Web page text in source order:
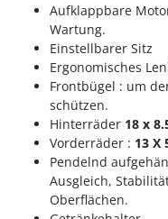
Schnitzer
Seven Italy
Shark
Shindaiwa
Silky
Simatech
Sirman
Skil
Aufklappbare
Wartung.
Einstellbarer Sitz
Ergonomisches
Frontbügel : um
schützen.
Hinterräder 18 x
Vorderräder : 13 X
Pendelnd
Ausgleich,
Oberflächen.